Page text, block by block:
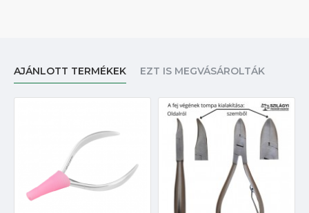
AJÁNLOTT TERMÉKEK EZT IS MEGVÁSÁROLTÁK